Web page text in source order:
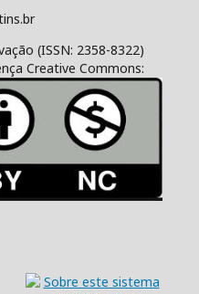
(ISSN: 2358-8322)
Creative Commons: